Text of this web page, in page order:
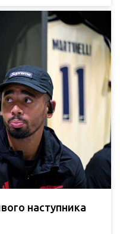
наступника